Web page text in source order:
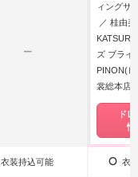
ー
ィングサ
桂由
ズ ブライ
PINON(
裳総本店
ド
情
衣装持込可能 衣